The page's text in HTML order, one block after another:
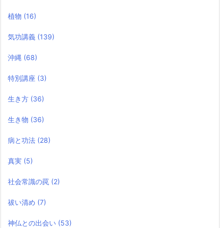
植物 (16)
気功講義 (139)
沖縄 (68)
特別講座 (3)
生き方 (36)
生き物 (36)
病と功法 (28)
真実 (5)
社会常識の罠 (2)
祓い清め (7)
神仏との出会い (53)